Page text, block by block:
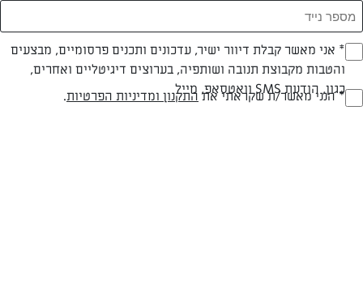
0 מאמרים
(חובה)* אני מאשר קבלת דיוור ישיר, עדכונים ותכנים פרסומיים, מבצעים
והטבות מקבוצת תנובה ושותפיה, בערוצים דיגיטליים ואחרים,
כגון, הודעת SMS וואטסאפ, מייל(חובה)* הנני מאשר/ת שקראתי את התקנון ומדיניות הפרטיות.